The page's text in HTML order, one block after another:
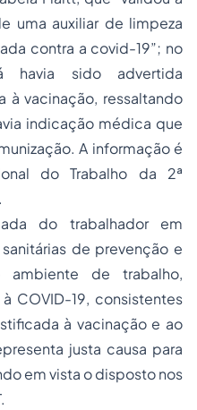
uma auxiliar de limpeza
contra a covid-19”; no
havia sido advertida
à vacinação, ressaltando
indicação médica que
A informação é
do Trabalho da 2ª
do trabalhador em
de prevenção e
de trabalho,
COVID-19, consistentes
à vacinação e ao
justa causa para
em vista o disposto nos